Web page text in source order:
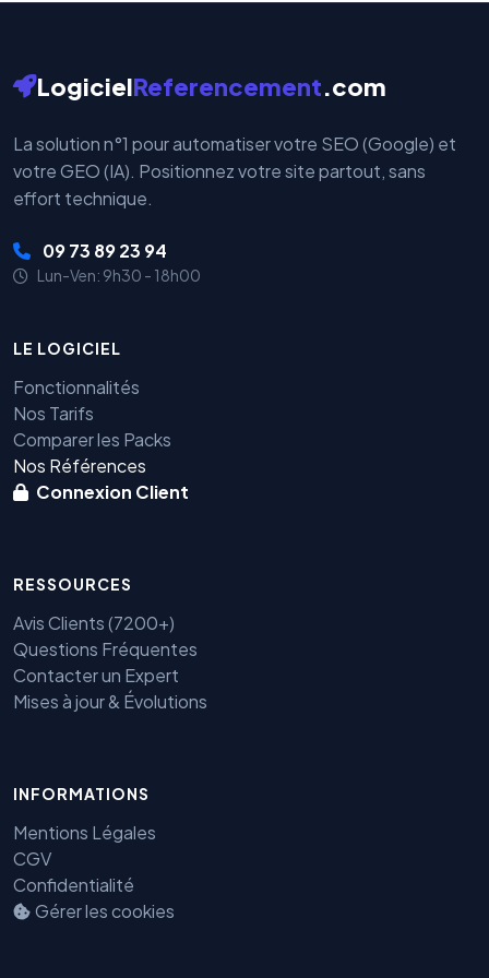
LogicielReferencement.com
La solution n°1 pour automatiser votre SEO (Google) et
votre GEO (IA). Positionnez votre site partout, sans
effort technique.
09 73 89 23 94
Lun-Ven: 9h30 - 18h00
LE LOGICIEL
Fonctionnalités
Nos Tarifs
Comparer les Packs
Nos Références
Connexion Client
RESSOURCES
Avis Clients (7200+)
Questions Fréquentes
Contacter un Expert
Mises à jour & Évolutions
INFORMATIONS
Mentions Légales
CGV
Confidentialité
Gérer les cookies